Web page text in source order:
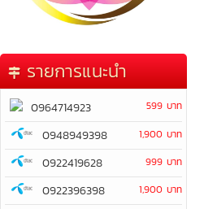
รายการแนะนำ
0964714923 599 บาท
0948949398 1,900 บาท
0922419628 999 บาท
0922396398 1,900 บาท